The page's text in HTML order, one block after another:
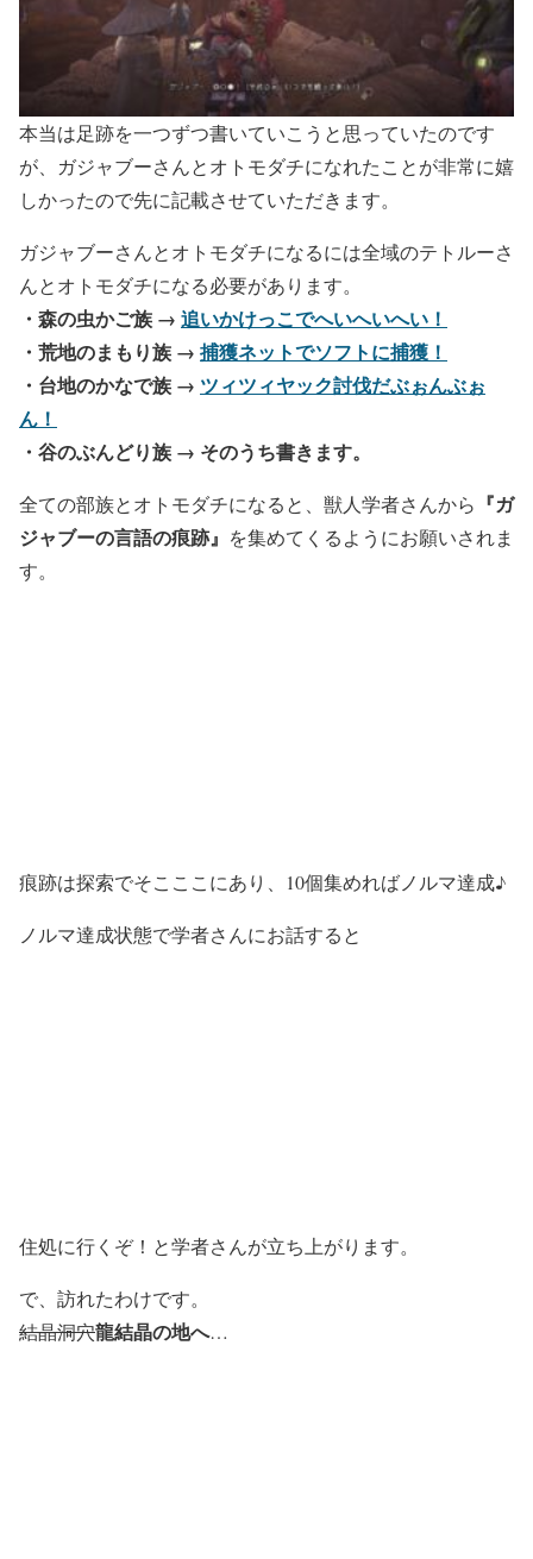
本当は足跡を一つずつ書いていこうと思っていたのです
が、ガジャブーさんとオトモダチになれたことが非常に嬉
しかったので先に記載させていただきます。
ガジャブーさんとオトモダチになるには全域のテトルーさ
んとオトモダチになる必要があります。
・森の虫かご族 → 追いかけっこでへいへいへい！
・荒地のまもり族 → 捕獲ネットでソフトに捕獲！
・台地のかなで族 → ツィツィヤック討伐だぶぉんぶぉ
ん！
・谷のぶんどり族 → そのうち書きます。
全ての部族とオトモダチになると、獣人学者さんから 『ガ
ジャブーの言語の痕跡』 を集めてくるようにお願いされま
す。
痕跡は探索でそこここにあり、10個集めればノルマ達成♪
ノルマ達成状態で学者さんにお話すると
住処に行くぞ！と学者さんが立ち上がります。
で、訪れたわけです。
結晶洞穴龍結晶の地へ…